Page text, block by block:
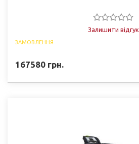
Залишити відгук
ЗАМОВЛЕННЯ
167580 грн.